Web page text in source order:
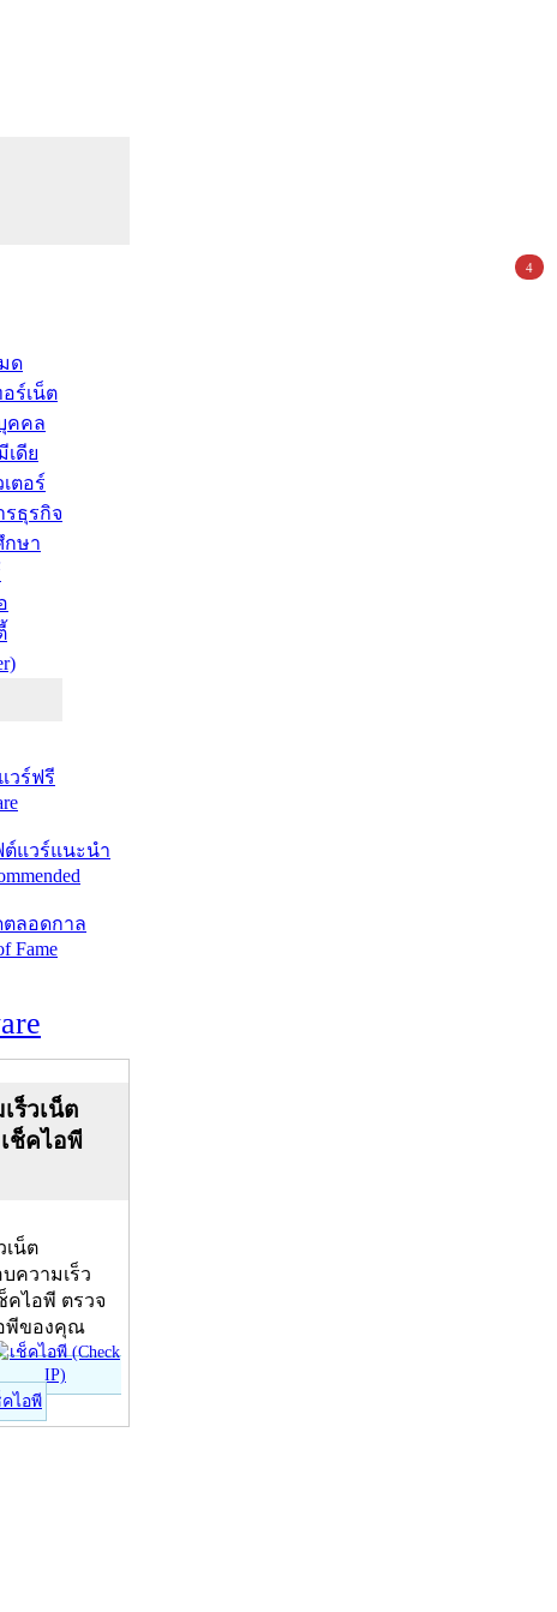
ด
ร์เน็ต
คคล
ดีย
ตอร์
ธุรกิจ
กษา
วร์ฟรี
แวร์แนะนำ
ตลอดกาล
Fame
ร็วเน็ต
เช็คไอพี
เน็ต
บความเร็ว
คไอพี ตรวจ
พีของคุณ
คไอพี
4